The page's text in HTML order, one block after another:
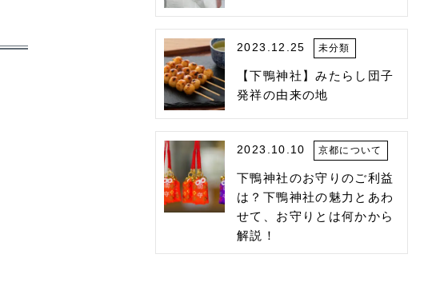
2023.12.25 未分類
【下鴨神社】みたらし団子
発祥の由来の地
2023.10.10 京都について
下鴨神社のお守りのご利益
は？下鴨神社の魅力とあわ
せて、お守りとは何かから
解説！